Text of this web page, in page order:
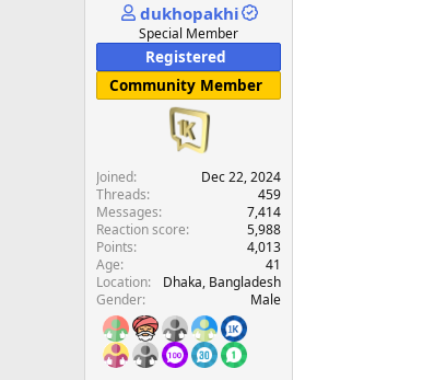
dukhopakhi
Special Member
Registered
Community Member
Joined
Dec 22, 2024
Threads
459
Messages
7,414
Reaction score
5,988
Points
4,013
Age
41
Location
Dhaka, Bangladesh
Gender
Male